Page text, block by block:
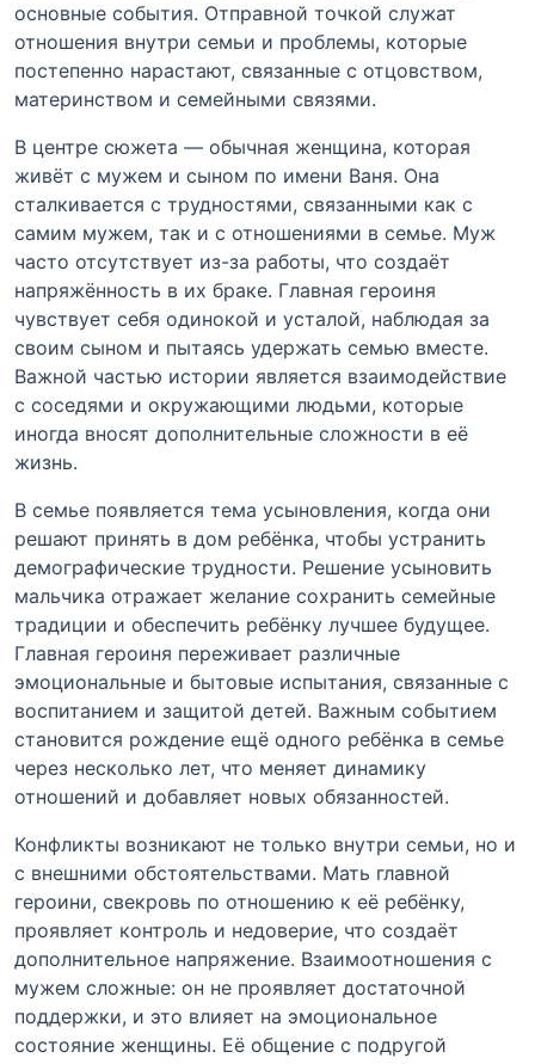
основные события. Отправной точкой служат
отношения внутри семьи и проблемы, которые
постепенно нарастают, связанные с отцовством,
материнством и семейными связями.
В центре сюжета — обычная женщина, которая
живёт с мужем и сыном по имени Ваня. Она
сталкивается с трудностями, связанными как с
самим мужем, так и с отношениями в семье. Муж
часто отсутствует из-за работы, что создаёт
напряжённость в их браке. Главная героиня
чувствует себя одинокой и усталой, наблюдая за
своим сыном и пытаясь удержать семью вместе.
Важной частью истории является взаимодействие
с соседями и окружающими людьми, которые
иногда вносят дополнительные сложности в её
жизнь.
В семье появляется тема усыновления, когда они
решают принять в дом ребёнка, чтобы устранить
демографические трудности. Решение усыновить
мальчика отражает желание сохранить семейные
традиции и обеспечить ребёнку лучшее будущее.
Главная героиня переживает различные
эмоциональные и бытовые испытания, связанные с
воспитанием и защитой детей. Важным событием
становится рождение ещё одного ребёнка в семье
через несколько лет, что меняет динамику
отношений и добавляет новых обязанностей.
Конфликты возникают не только внутри семьи, но и
с внешними обстоятельствами. Мать главной
героини, свекровь по отношению к её ребёнку,
проявляет контроль и недоверие, что создаёт
дополнительное напряжение. Взаимоотношения с
мужем сложные: он не проявляет достаточной
поддержки, и это влияет на эмоциональное
состояние женщины. Её общение с подругой